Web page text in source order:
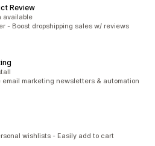
Review
available
- Boost dropshipping sales w/ reviews
marketing newsletters & automation
wishlists - Easily add to cart